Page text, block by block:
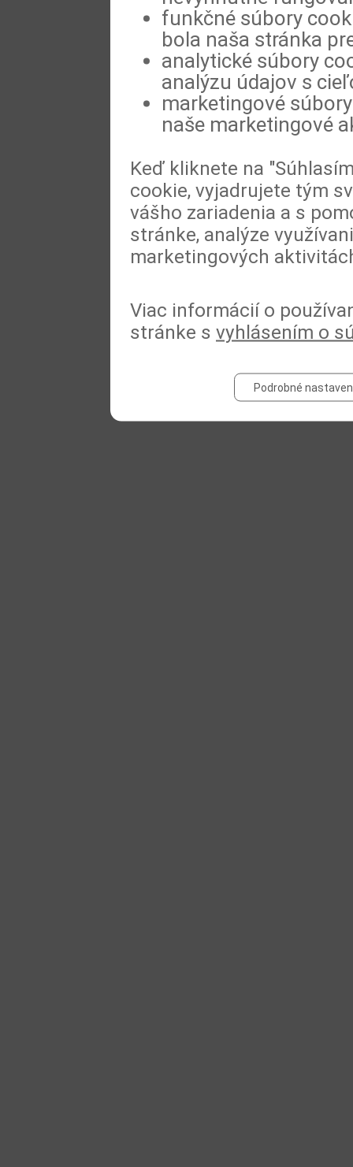
funkčné súbory
bola naša stránka
analytické súbory
analýzu údajov s
marketingové
naše marketingové
Keď kliknete na
cookie, vyjadrujete tým
vášho zariadenia a s
stránke, analýze
marketingových
Viac informácií o
stránke s vyhlásením o
Podrobné